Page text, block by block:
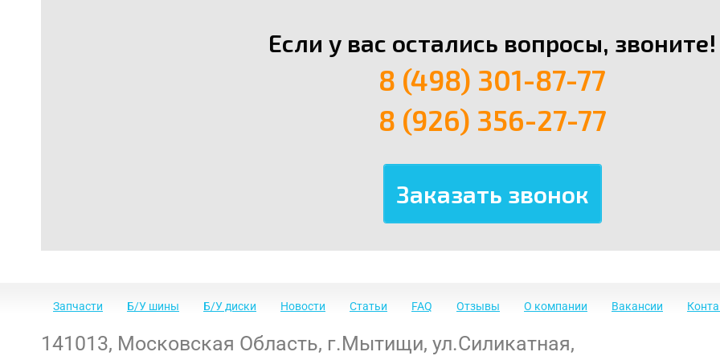
Если у вас остались вопросы, звоните!
8 (498) 301-87-77
8 (926) 356-27-77
Запчасти Б/У шины Б/У диски Новости Статьи FAQ Отзывы О компании Вакансии
141013, Московская Область, г.Мытищи, ул.Силикатная,